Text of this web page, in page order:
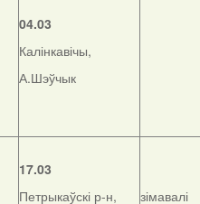
04.03
Калінкавічы,
А.Шэўчык
17.03
Петрыкаўскі р-н,
зімавалі